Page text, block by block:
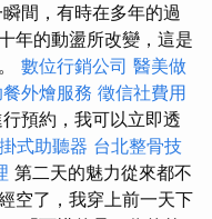
間，有時在多年的過
年的動盪所改變，這是
數位行銷公司 醫美做
外燴服務 徵信社費用
預約，我可以立即透
式助聽器 台北整骨技
第二天的魅力從來都不
空了，我穿上前一天下